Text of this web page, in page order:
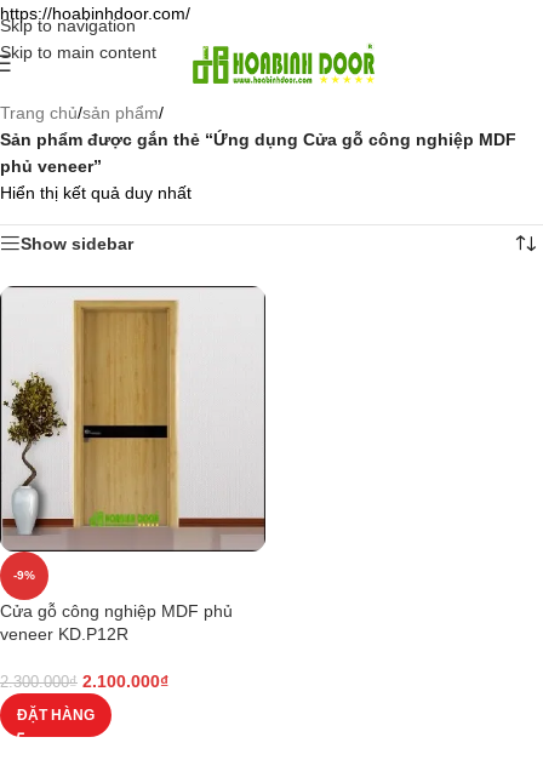
https://hoabinhdoor.com/
Skip to navigation
Skip to main content
Trang chủ/sản phẩm/
Sản phẩm được gắn thẻ “Ứng dụng Cửa gỗ công nghiệp MDF
phủ veneer”
Hiển thị kết quả duy nhất
Show sidebar
-9%
Cửa gỗ công nghiệp MDF phủ
veneer KD.P12R
2.300.000₫ 2.100.000₫
ĐẶT HÀNG